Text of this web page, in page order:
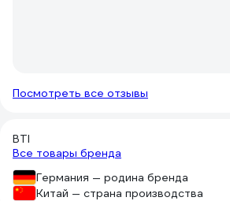
использовать это стопорное кольцо,
Посмотреть все отзывы
BTI
Все товары бренда
Германия — родина бренда
Китай — страна производства